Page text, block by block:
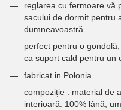
reglarea cu fermoare vă
sacului de dormit pentru
dumneavoastră
perfect pentru o
ca suport cald pentru un
fabricat in Polonia
compoziție : material de
interioară: 100% lână;